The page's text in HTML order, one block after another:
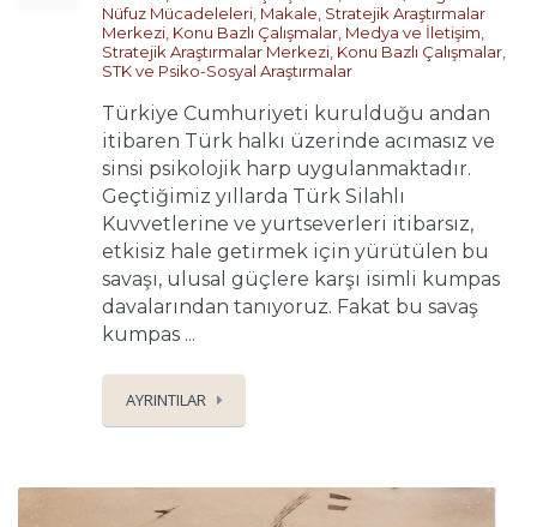
Nüfuz Mücadeleleri Makale Stratejik Araştırmalar
Merkezi Konu Bazlı Çalışmalar Medya ve İletişim
Stratejik Araştırmalar Merkezi Konu Bazlı Çalışmalar
STK ve Psiko-Sosyal Araştırmalar
Türkiye Cumhuriyeti kurulduğu andan
itibaren Türk halkı üzerinde acımasız ve
sinsi psikolojik harp uygulanmaktadır.
Geçtiğimiz yıllarda Türk Silahlı
Kuvvetlerine ve yurtseverleri itibarsız,
etkisiz hale getirmek için yürütülen bu
savaşı, ulusal güçlere karşı isimli kumpas
davalarından tanıyoruz. Fakat bu savaş
kumpas ...
AYRINTILAR